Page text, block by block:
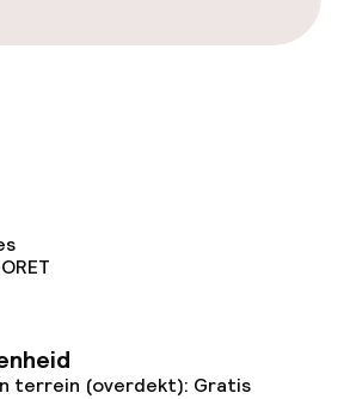
terrein (overdekt): Gratis